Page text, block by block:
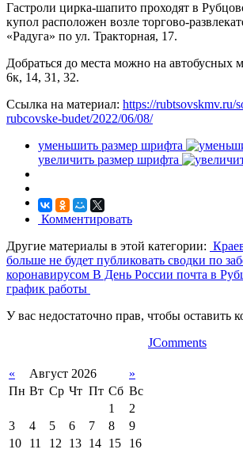
Гастроли цирка-шапито проходят в
купол расположен возле торгово-
«Радуга» по ул. Тракторная, 17.
Добраться до места можно на
6к, 14, 31, 32.
Ссылка на материал: https://rubtsovskmv.ru/
rubcovske-budet/2022/06/08/
уменьшить размер шрифта
увеличить размер шрифта
Комментировать
Другие материалы в этой категории:
больше не будет публиковать сводки по
коронавирусом В День России почта в
график работы
У вас недостаточно прав, чтобы оставить
JComments
« Август 2026
»
Пн Вт Ср Чт Пт Сб Вс
1
2
3
4 5 6 7 8
9
10
11 12 13 14 15
16